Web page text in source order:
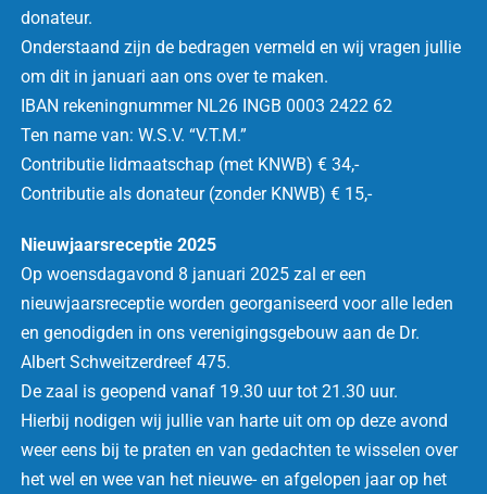
donateur.
Onderstaand zijn de bedragen vermeld en wij vragen jullie
om dit in januari aan ons over te maken.
IBAN rekeningnummer NL26 INGB 0003 2422 62
Ten name van: W.S.V. “V.T.M.”
Contributie lidmaatschap (met KNWB) € 34,-
Contributie als donateur (zonder KNWB) € 15,-
Nieuwjaarsreceptie 2025
Op woensdagavond 8 januari 2025 zal er een
nieuwjaarsreceptie worden georganiseerd voor alle leden
en genodigden in ons verenigingsgebouw aan de Dr.
Albert Schweitzerdreef 475.
De zaal is geopend vanaf 19.30 uur tot 21.30 uur.
Hierbij nodigen wij jullie van harte uit om op deze avond
weer eens bij te praten en van gedachten te wisselen over
het wel en wee van het nieuwe- en afgelopen jaar op het